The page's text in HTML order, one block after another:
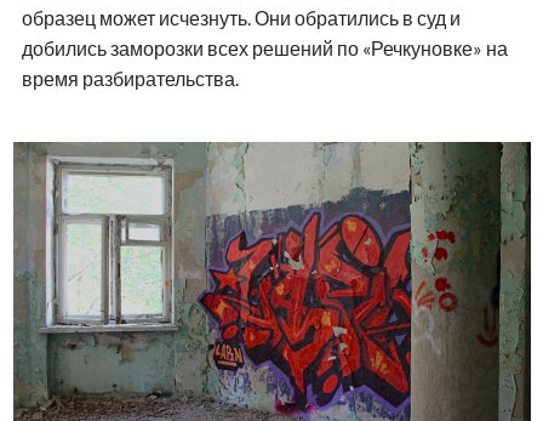
образец может исчезнуть. Они обратились в суд и
добились заморозки всех решений по «Речкуновке» на
время разбирательства.